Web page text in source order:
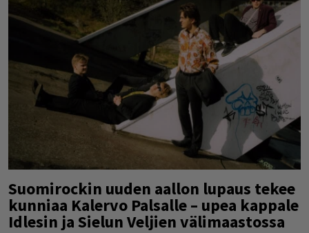
Suomirockin uuden aallon lupaus tekee
kunniaa Kalervo Palsalle – upea kappale
Idlesin ja Sielun Veljien välimaastossa